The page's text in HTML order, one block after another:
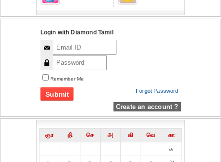
Login with Diamond Tamil
Remember Me
Forgot Password
Create an account ?
ஞா தி் செ அ வி வெ
கா
௧